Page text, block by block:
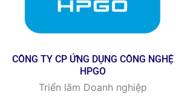
CÔNG TY CP ỨNG DỤNG CÔNG NGHỆ
HPGO
Triển lãm Doanh nghiệp